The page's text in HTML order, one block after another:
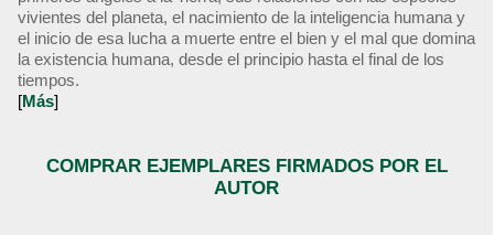
vivientes del planeta, el nacimiento de la inteligencia humana y
el inicio de esa lucha a muerte entre el bien y el mal que domina
la existencia humana, desde el principio hasta el final de los
tiempos.
[Más]
COMPRAR EJEMPLARES FIRMADOS POR EL
AUTOR